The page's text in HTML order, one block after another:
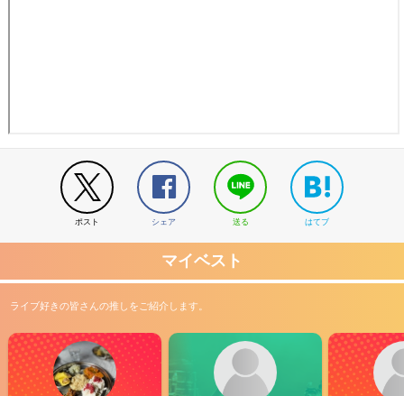
ポスト シェア 送る はてブ
マイベスト
ライブ好きの皆さんの推しをご紹介します。